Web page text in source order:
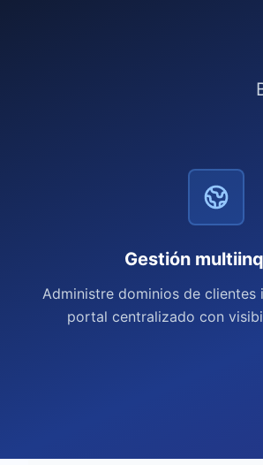
Gestión
Administre dominios de clientes
portal centralizado con